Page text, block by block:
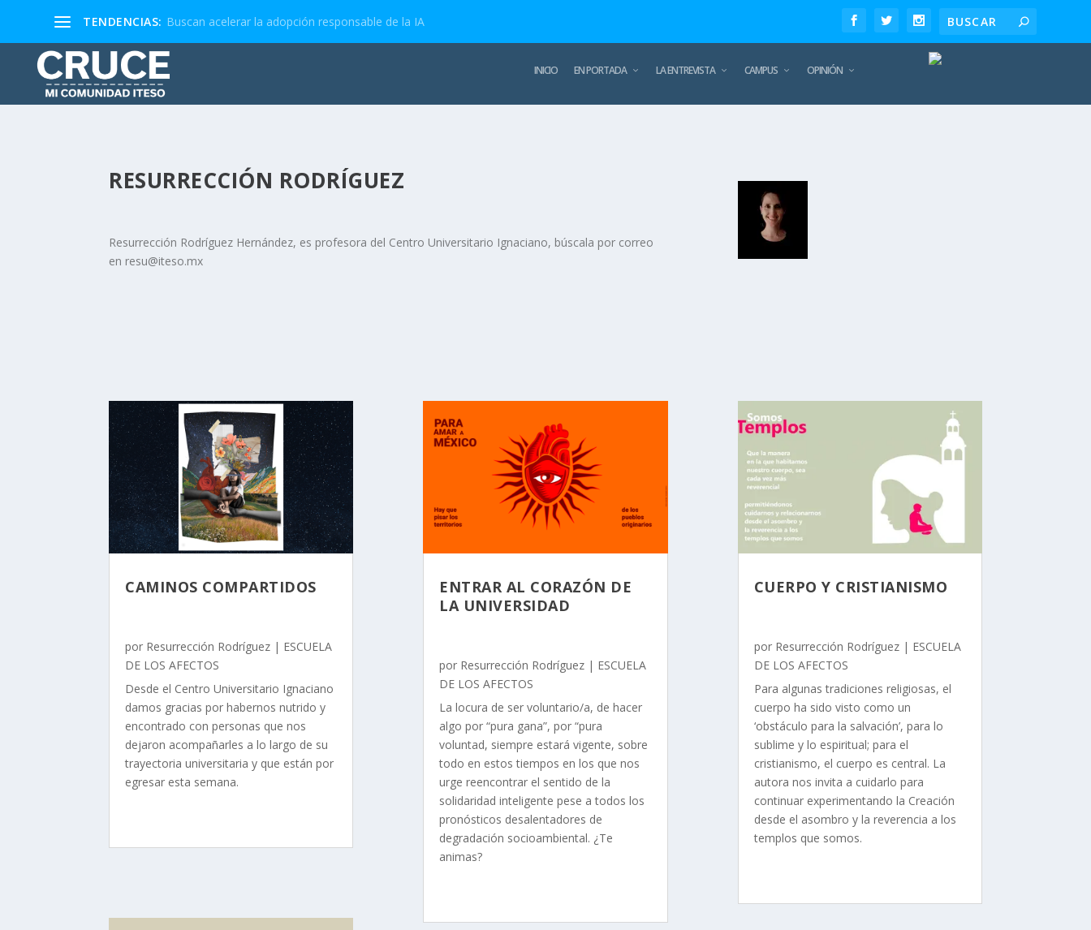
TENDENCIAS: Buscan acelerar la adopción responsable de la IA
INICIO EN PORTADA LA ENTREVISTA CAMPUS OPINIÓN
RESURRECCIÓN RODRÍGUEZ
Resurrección Rodríguez Hernández, es profesora del Centro Universitario Ignaciano, búscala por correo
en resu@iteso.mx
CAMINOS COMPARTIDOS
por Resurrección Rodríguez | ESCUELA
DE LOS AFECTOS
Desde el Centro Universitario Ignaciano
damos gracias por habernos nutrido y
encontrado con personas que nos
dejaron acompañarles a lo largo de su
trayectoria universitaria y que están por
egresar esta semana.
ENTRAR AL CORAZÓN DE
LA UNIVERSIDAD
por Resurrección Rodríguez | ESCUELA
DE LOS AFECTOS
La locura de ser voluntario/a, de hacer
algo por “pura gana”, por “pura
voluntad, siempre estará vigente, sobre
todo en estos tiempos en los que nos
urge reencontrar el sentido de la
solidaridad inteligente pese a todos los
pronósticos desalentadores de
degradación socioambiental. ¿Te
animas?
CUERPO Y CRISTIANISMO
por Resurrección Rodríguez| ESCUELA
DE LOS AFECTOS
Para algunas tradiciones religiosas, el
cuerpo ha sido visto como un
‘obstáculo para la salvación’, para lo
sublime y lo espiritual; para el
cristianismo, el cuerpo es central. La
autora nos invita a cuidarlo para
continuar experimentando la Creación
desde el asombro y la reverencia a los
templos que somos.